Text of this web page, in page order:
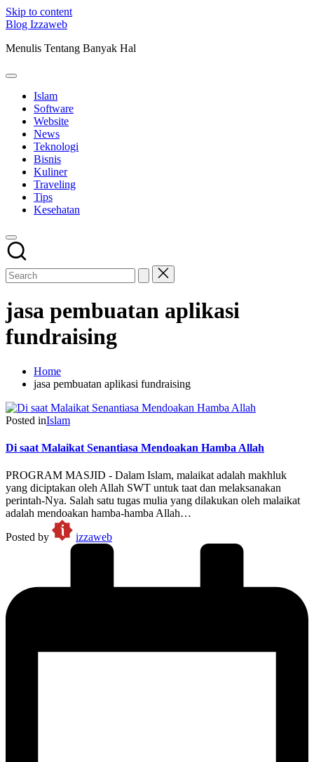
Skip to content
Blog Izzaweb
Menulis Tentang Banyak Hal
Islam
Software
Website
News
Teknologi
Bisnis
Kuliner
Traveling
Tips
Kesehatan
jasa pembuatan aplikasi
fundraising
Home
jasa pembuatan aplikasi fundraising
Posted inIslam
Di saat Malaikat Senantiasa Mendoakan Hamba Allah
PROGRAM MASJID - Dalam Islam, malaikat adalah makhluk
yang diciptakan oleh Allah SWT untuk taat dan melaksanakan
perintah-Nya. Salah satu tugas mulia yang dilakukan oleh malaikat
adalah mendoakan hamba-hamba Allah…
Posted by
izzaweb